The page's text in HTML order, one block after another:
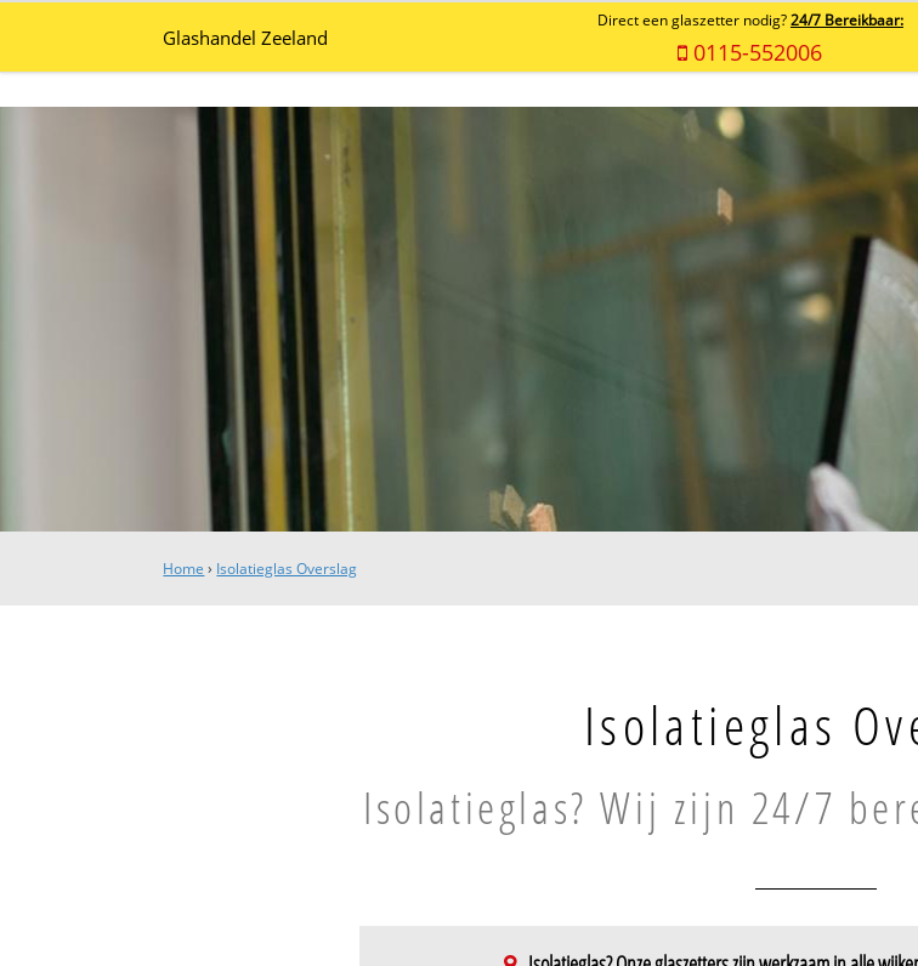
Glashandel Zeeland
Direct een glaszetter nodig? 24/7 Bereikbaar:
0115-552006
Home › Isolatieglas Overslag
Isolatieglas
Isolatieglas? Wij zijn 24/7